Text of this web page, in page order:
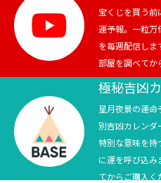
スポーツ
競馬
テニス四大大会・五輪
テニス四大大会・五輪
宝くじを買う前
運予報。一粒万
を毎週配信しま
部屋を調べてか
極秘吉凶
星月夜景の運
別吉凶カレンダ
特別な意味を持
に運を呼び込み
てからご購入く